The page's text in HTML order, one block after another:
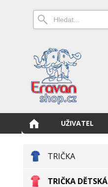
UŽIVATEL
TRIČKA
TRIČKA DĚTSKÁ